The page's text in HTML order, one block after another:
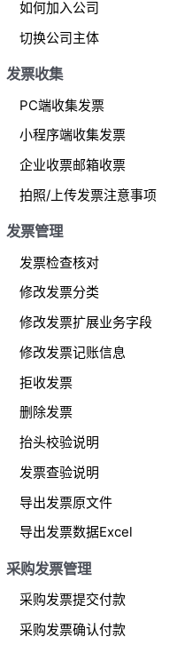
如何加入公司
切换公司主体
发票收集
PC端收集发票
小程序端收集发票
企业收票邮箱收票
拍照/上传发票注意事项
发票管理
发票检查核对
修改发票分类
修改发票扩展业务字段
修改发票记账信息
拒收发票
删除发票
抬头校验说明
发票查验说明
导出发票原文件
导出发票数据Excel
采购发票管理
采购发票提交付款
采购发票确认付款